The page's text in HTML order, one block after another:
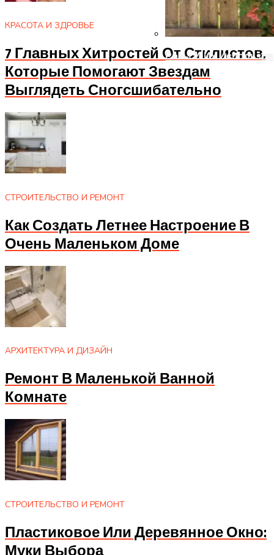
Оформление
Розы И Их
КРАСОТА И ЗДРОВЬЕ
7 Главных Хитростей От Стилистов,
Которые Помогают Звездам
Выглядеть Сногсшибательно
СТРОИТЕЛЬСТВО И РЕМОНТ
Как Создать Летнее Настроение В
Очень Маленьком Доме
АРХИТЕКТУРА И ДИЗАЙН
Ремонт В Маленькой Ванной
Комнате
СТРОИТЕЛЬСТВО И РЕМОНТ
Пластиковое Или Деревянное Окно:
Муки Выбора